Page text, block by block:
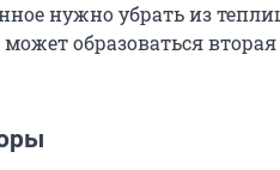
нужно убрать из
образоваться